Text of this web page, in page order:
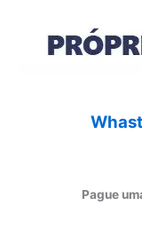
Pague